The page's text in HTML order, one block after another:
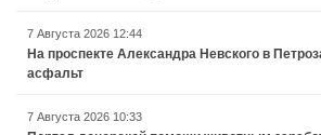
7 Августа 2026 12:44
На проспекте Александра Невского в
асфальт
7 Августа 2026 10:33